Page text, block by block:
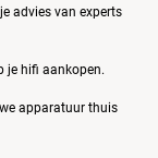
advies van experts
je hifi aankopen.
apparatuur thuis